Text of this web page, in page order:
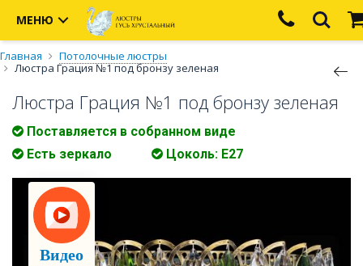
МЕНЮ
Главная
Потолочные люстры
Люстра Грация №1 под бронзу зеленая
Люстра Грация №1 под бронзу зеленая
Поставляется в собранном виде
Есть зеркало
Цоколь: Е27
Видео